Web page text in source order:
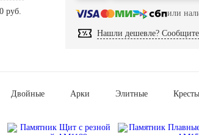
руб. или
Нашли дешевле? Сообщите
Двойные Арки Элитные Кресты